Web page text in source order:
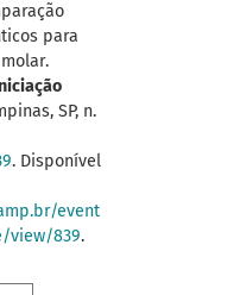
para
SP, n.
. Disponível
event
view/839.